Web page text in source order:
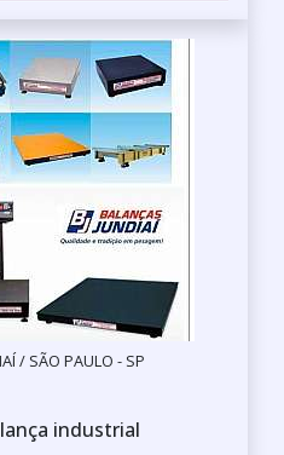
/ SÃO PAULO - SP
industrial